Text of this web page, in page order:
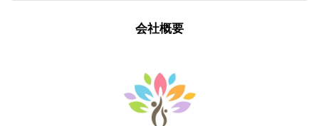
会社概要